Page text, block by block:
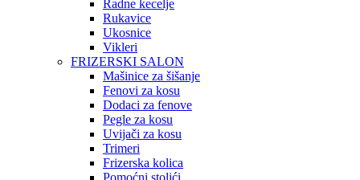
Radne kecelje
Rukavice
Ukosnice
Vikleri
FRIZERSKI SALON
Mašinice za šišanje
Fenovi za kosu
Dodaci za fenove
Pegle za kosu
Uvijači za kosu
Trimeri
Frizerska kolica
Pomoćni stolići